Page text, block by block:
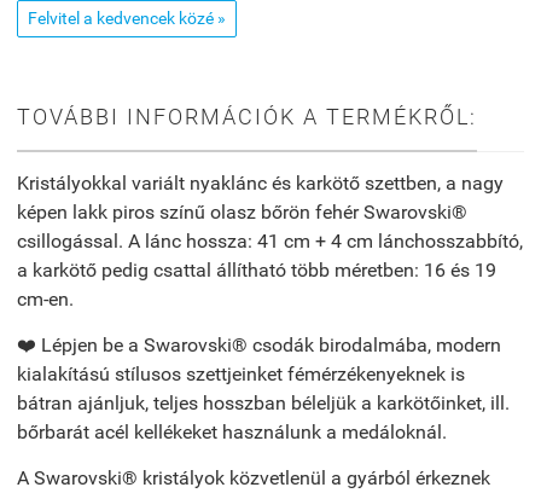
Felvitel a kedvencek közé »
TOVÁBBI INFORMÁCIÓK A TERMÉKRŐL:
Kristályokkal variált nyaklánc és karkötő szettben, a nagy
képen lakk piros színű olasz bőrön fehér Swarovski®
csillogással. A lánc hossza: 41 cm + 4 cm lánchosszabbító,
a karkötő pedig csattal állítható több méretben: 16 és 19
cm-en.
❤️ Lépjen be a Swarovski® csodák birodalmába, modern
kialakítású stílusos szettjeinket fémérzékenyeknek is
bátran ajánljuk, teljes hosszban béleljük a karkötőinket, ill.
bőrbarát acél kellékeket használunk a medáloknál.
A Swarovski® kristályok közvetlenül a gyárból érkeznek